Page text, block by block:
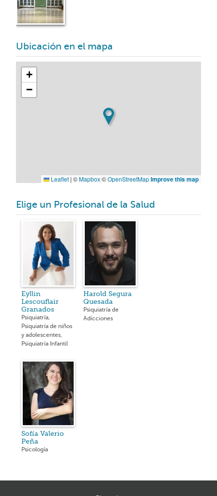
Ubicación en el mapa
+
−
Leaflet | ©Mapbox©OpenStreetMapImprove this map
Elige un Profesional de la Salud
Eyllin
Lescouflair
Granados
Psiquiatría,
Psiquiatría de niños
y adolescentes,
Psiquiatría Infantil
Harold Segura
Quesada
Psiquiatría de
Adicciones
Sofía Valerio
Peña
Psicología